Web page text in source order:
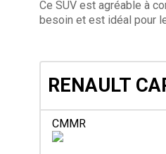
Ce SUV est agréable à
besoin et est idéal pour
RENAULT
CMMR